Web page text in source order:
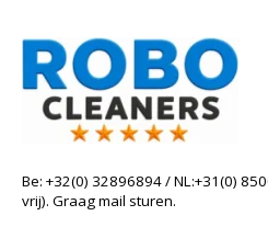
Be: +32(0) 32896894 / NL:+31(0)
vrij). Graag mail sturen.